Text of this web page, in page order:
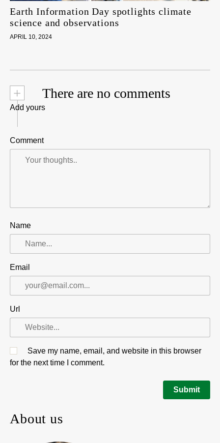
Earth Information Day spotlights climate
science and observations
APRIL 10, 2024
+ There are no comments
Add yours
Comment
Name
Email
Url
Save my name, email, and website in this browser
for the next time I comment.
About us